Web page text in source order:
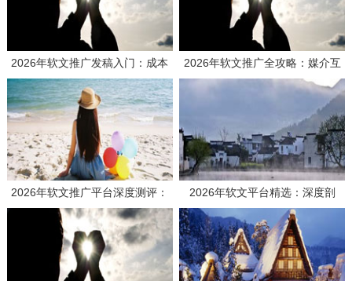
2026年软文推广发稿入门：成本
效益全解析与新手操作指南
2026年软文推广全攻略：媒介互
营平台解析+避坑实战经验
2026年软文推广平台深度测评：
企业如何选对“伙伴”，实现品牌曝
光与SEO优化的双重突围
2026年软文平台精选：深度剖
析，哪家能助力企业抢占传播制高
点？